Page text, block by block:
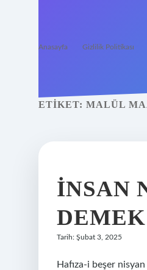
Anasayfa Gizlilik Politikası
ETIKET: MALÜL
İNSAN
DEMEK
Tarih: Şubat 3, 2025
Hafıza-i beşer